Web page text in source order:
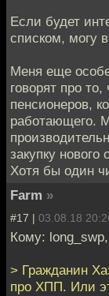
Если будет
списком, могу
Меня еще
говорят про
пенсионеров,
работающего.
закупку
Хотя бы один
Farm »
#17 | 03.08.18
Кому: long_swp,
> Гражданин
про ХПП. Или